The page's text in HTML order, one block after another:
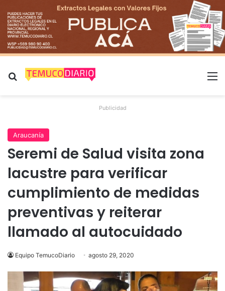
Buscar por
Publicidad
Araucanía
Seremi de Salud visita zona
lacustre para verificar
cumplimiento de medidas
preventivas y reiterar
llamado al autocuidado
Equipo TemucoDiario agosto 29, 2020